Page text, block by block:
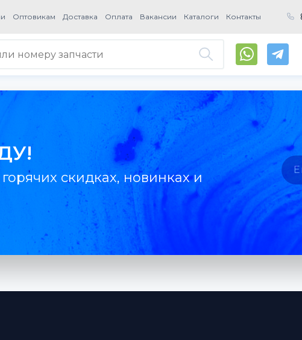
Оптовикам Доставка Оплата Вакансии Каталоги Контакты
скидках, новинках и